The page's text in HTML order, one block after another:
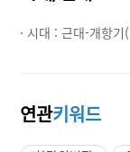
· 시대 :근대-개항
연관키워드